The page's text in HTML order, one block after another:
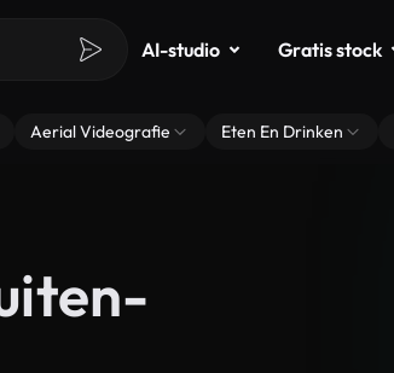
AI-studio Gratis stock
Aerial Videografie Eten En Drinken